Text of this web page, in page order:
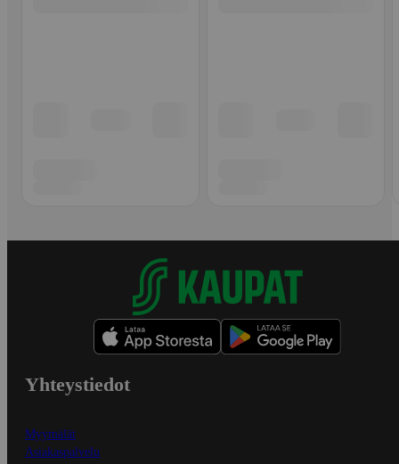
Yhteystiedot
Myymälät
Asiakaspalvelu